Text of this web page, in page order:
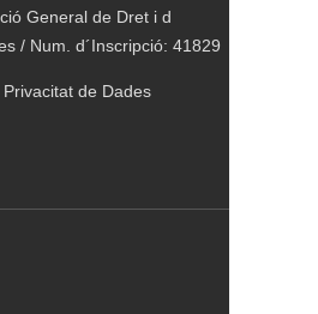
General de Dret i d
/ Num. d´Inscripció: 41829
de Dades